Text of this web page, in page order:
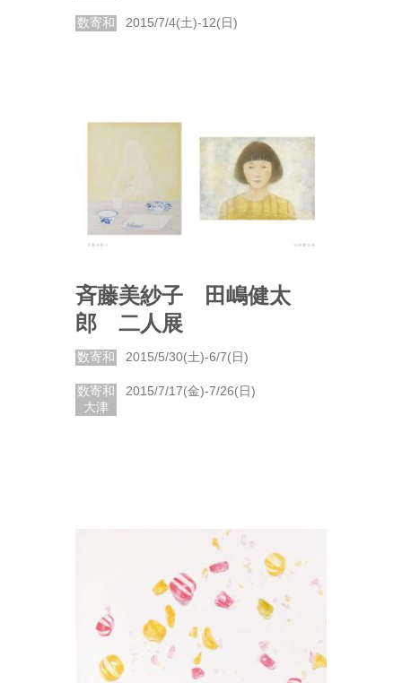
数寄和 2015/7/4(土)-12(日)
斉藤美紗子 田嶋健太
郎 二人展
数寄和 2015/5/30(土)-6/7(日)
数寄和
大津
2015/7/17(金)-7/26(日)